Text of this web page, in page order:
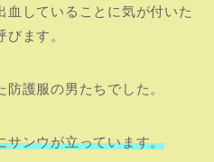
血していることに気が付いた
ます。
護服の男たちでした。
サンウが立っています。